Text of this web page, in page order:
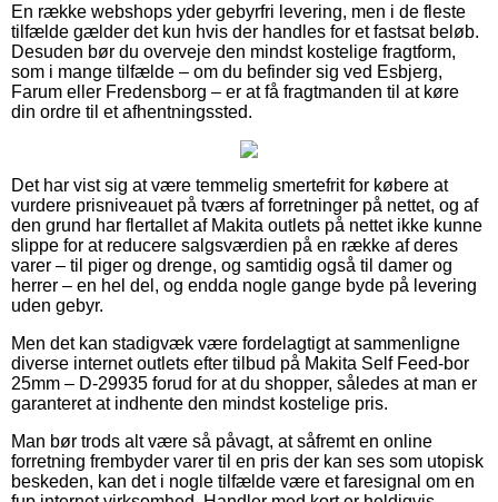
En række webshops yder gebyrfri levering, men i de fleste
tilfælde gælder det kun hvis der handles for et fastsat beløb.
Desuden bør du overveje den mindst kostelige fragtform,
som i mange tilfælde – om du befinder sig ved Esbjerg,
Farum eller Fredensborg – er at få fragtmanden til at køre
din ordre til et afhentningssted.
Det har vist sig at være temmelig smertefrit for købere at
vurdere prisniveauet på tværs af forretninger på nettet, og af
den grund har flertallet af Makita outlets på nettet ikke kunne
slippe for at reducere salgsværdien på en række af deres
varer – til piger og drenge, og samtidig også til damer og
herrer – en hel del, og endda nogle gange byde på levering
uden gebyr.
Men det kan stadigvæk være fordelagtigt at sammenligne
diverse internet outlets efter tilbud på Makita Self Feed-bor
25mm – D-29935 forud for at du shopper, således at man er
garanteret at indhente den mindst kostelige pris.
Man bør trods alt være så påvagt, at såfremt en online
forretning frembyder varer til en pris der kan ses som utopisk
beskeden, kan det i nogle tilfælde være et faresignal om en